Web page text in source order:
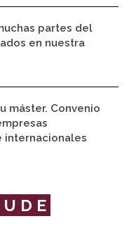
partes del
en nuestra
máster. Convenio
internacionales